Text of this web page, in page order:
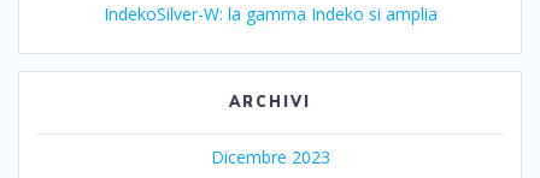
IndekoSilver-W: la gamma Indeko si amplia
ARCHIVI
Dicembre 2023